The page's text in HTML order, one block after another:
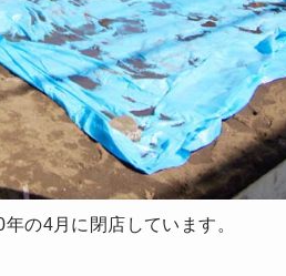
の4月に閉店しています。